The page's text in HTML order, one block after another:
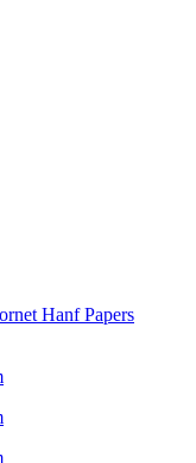
Hanf Papers